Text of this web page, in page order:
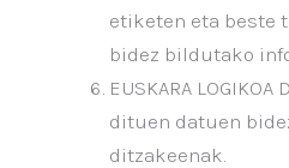
etiketen eta beste
bidez bildutako
EUSKARA
dituen datuen
ditzakeenak.